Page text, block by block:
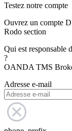
Testez notre compte
Ouvrez un compte
Rodo section
Qui est responsable
?
OANDA TMS
Adresse e-mail